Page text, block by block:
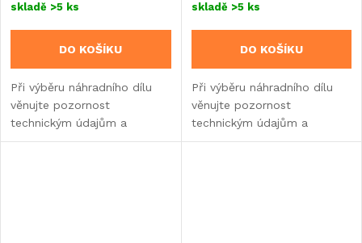
skladě >5 ks
DO KOŠÍKU
Při výběru náhradního dílu
věnujte pozornost
technickým údajům a
informacím o výrobku.
skladě >5 ks
DO KOŠÍKU
Při výběru náhradního dílu
věnujte pozornost
technickým údajům a
informacím o výrobku.